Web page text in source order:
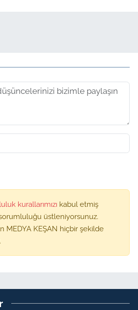
kurallarımızı kabul etmiş
üstleniyorsunuz.
MEDYA KEŞAN hiçbir şekilde